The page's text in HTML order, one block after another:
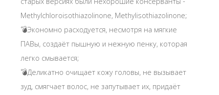
Mеthylchloroisothiazolinone, Methylisothiazolinone;
💣Экономно расходуется, несмотря на мягкие
ПАВы, создаёт пышную и нежную пенку, которая
легко смывается;
💣Деликатно очищает кожу головы, не вызывает
зуд, смягчает волос, не запутывает их, придаёт